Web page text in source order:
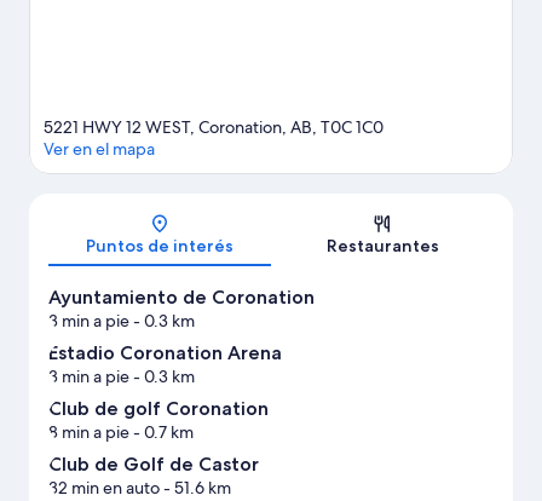
5221 HWY 12 WEST, Coronation, AB, T0C 1C0
Ver en el mapa
Puntos de interés Restaurantes
Ayuntamiento de Coronation
3 min a pie- 0.3 km
Estadio Coronation Arena
3 min a pie- 0.3 km
Club de golf Coronation
8 min a pie- 0.7 km
Club de Golf de Castor
32 min en auto- 51.6 km